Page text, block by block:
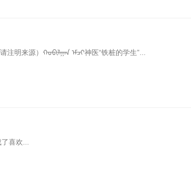
明来源）ᠬᠤᠪᠢᠯᠭᠠᠨ ᠡᠮᠴᠢ神医“铁桩的学生”...
喜欢...